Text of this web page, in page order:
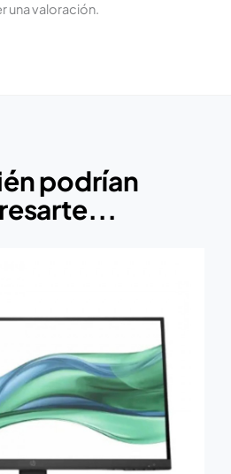
una valoración.
podrían